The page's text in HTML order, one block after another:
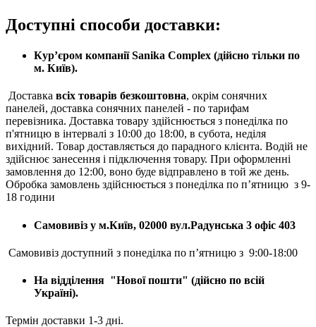
Доступні способи доставки:
Кур’єром компанії Sanika Complex (дійсно тільки по
м. Київ).
Доставка всіх товарів безкоштовна, окрім сонячних
панелей, доставка сонячних панелей - по тарифам
перевізника. Доставка товару здійснюється з понеділка по
п'ятницю в інтервалі з 10:00 до 18:00, в субота, неділя
вихідний. Товар доставляється до парадного клієнта. Водій не
здійснює занесення і підключення товару. При оформленні
замовлення до 12:00, воно буде відправлено в той же день.
Обробка замовлень здійснюється з понеділка по п’ятницю з 9-
18 години
Самовивіз у м.Київ, 02000 вул.Радунська 3 офіс 403
Самовивіз доступний з понеділка по п’ятницю з 9:00-18:00
На відділення "Нової пошти" (дійсно по всій
Україні).
Термін доставки 1-3 дні.